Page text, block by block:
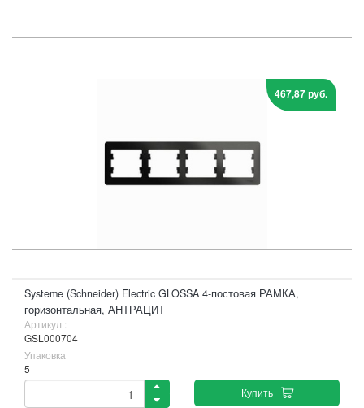
467,87 руб.
Systeme (Schneider) Electric GLOSSA 4-постовая РАМКА,
горизонтальная, АНТРАЦИТ
Артикул :
GSL000704
Упаковка
5
Купить